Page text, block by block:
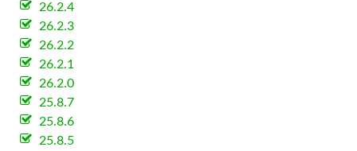
26.2.4
26.2.3
26.2.2
26.2.1
26.2.0
25.8.7
25.8.6
25.8.5